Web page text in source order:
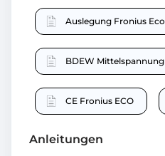
Auslegung Fronius Eco
BDEW Mittelspannung
CE Fronius ECO
Anleitungen